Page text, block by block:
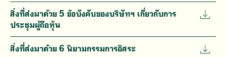
สิ่งที่ส่งมาด้วย 5 ข้อบังคับของบริษัทฯ เกี่ยวกับการ
ประชุมผู้ถือหุ้น
สิ่งที่ส่งมาด้วย 6 นิยามกรรมการอิสระ